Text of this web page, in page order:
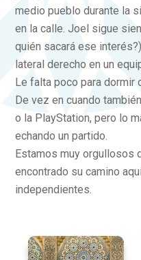
medio pueblo durante la
en la calle. Joel sigue
quién sacará ese
lateral derecho en un
Le falta poco para dormir
De vez en cuando
o la PlayStation, pero lo
echando un partido.
Estamos muy orgullosos
encontrado su camino
independientes.